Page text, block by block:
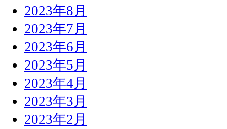
2023年8月
2023年7月
2023年6月
2023年5月
2023年4月
2023年3月
2023年2月